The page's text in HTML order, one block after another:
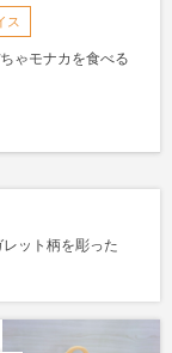
ス
ゃモナカを食べる
ット柄を彫った